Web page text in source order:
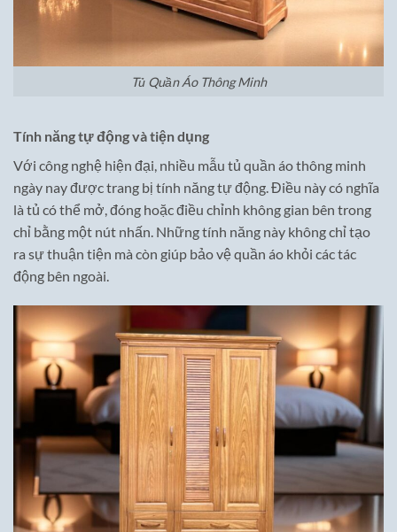
Tủ Quần Áo Thông Minh
Tính năng tự động và tiện dụng
Với công nghệ hiện đại, nhiều mẫu tủ quần áo thông minh
ngày nay được trang bị tính năng tự động. Điều này có nghĩa
là tủ có thể mở, đóng hoặc điều chỉnh không gian bên trong
chỉ bằng một nút nhấn. Những tính năng này không chỉ tạo
ra sự thuận tiện mà còn giúp bảo vệ quần áo khỏi các tác
động bên ngoài.